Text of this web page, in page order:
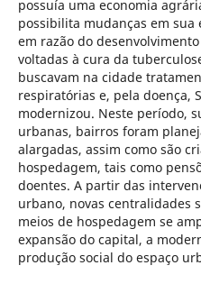
possuía uma economia
possibilita mudanças em sua
em razão do
voltadas à cura da
buscavam na cidade
respiratórias e, pela doença,
modernizou. Neste período,
urbanas, bairros foram
alargadas, assim como são
hospedagem, tais como
doentes. A partir das
urbano, novas centralidades
meios de hospedagem se
expansão do capital, a
produção social do espaço